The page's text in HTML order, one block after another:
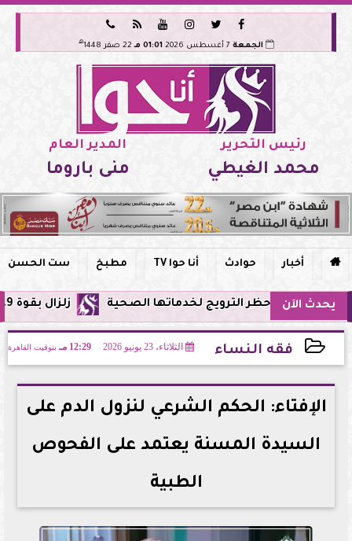






الجمعة 01:01 مـ 22 صفر 1448 هـ
رئيس التحرير
محمد الغيطي
المدير العام
منى باروما
 أخبار حوادث أنا حوا TV مطبخ ست الحسن
يحدث الآن زلزال بقوة 5.9 ريختر يشعر به سكان القاهرة وعدة محافظات.. مركزه شرق البحر المتوسط وحظر الترويج لخدماتها الصحية
فقه النساء الثلاثاء، 23 يونيو 2026 12:29 مـ بتوقيت القاهرة
2026-06-23 12:29:09
الإفتاء: الحكم الشرعي لنزول الدم على
السيدة المسنة يعتمد على الفحوص
الطبية